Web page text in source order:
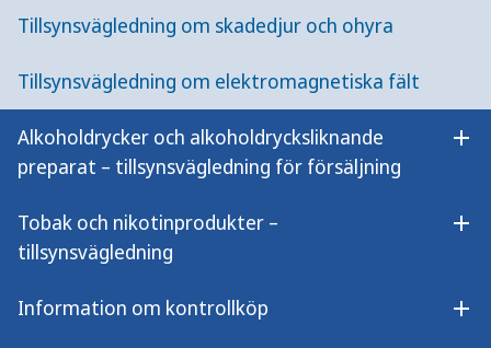
Tillsynsvägledning om skadedjur och ohyra
Tillsynsvägledning om elektromagnetiska fält
Alkoholdrycker och alkoholdrycksliknande
preparat – tillsynsvägledning för försäljning
Tobak och nikotinprodukter –
tillsynsvägledning
Information om kontrollköp
Uppdaterad:
10 april 2024
ingå i verksamhetsutövarens egenkontroll inom
hälsoskydd och vad som kan kontrolleras vid
tillsyn.
Filmer om tillsyn och
inomhusmiljön i skolan
Filmerna från ett seminarium där
Folkhälsomyndighetens vägledning om ventilation